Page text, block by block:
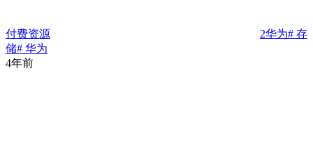
付费资源 2华为# 存
储# 华为
4年前